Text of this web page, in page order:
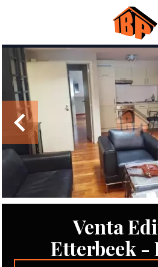
Venta
Etterbeek -